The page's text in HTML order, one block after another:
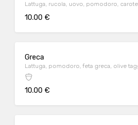
Lattuga, rucola, uovo, pomodoro,
10.00 €
Greca
Lattuga, pomodoro, feta greca, olive
10.00 €